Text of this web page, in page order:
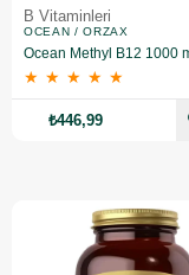
B Vitaminleri
OCEAN / ORZAX
★ ★ ★ ★ ★
₺446,99